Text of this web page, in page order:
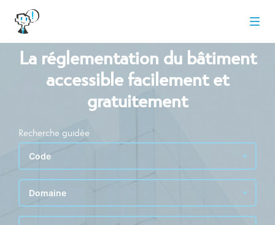
La réglementation du bâtiment
accessible facilement et
gratuitement
Recherche guidée